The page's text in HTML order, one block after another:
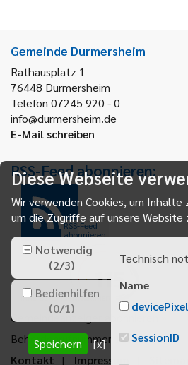
Gemeinde Durmersheim
Rathausplatz 1
76448 Durmersheim
Telefon 07245 920 - 0
info@durmersheim.de
E-Mail schreiben
RSS-Feed abonnieren:
RSS-Feed
abonnieren
Gemeindeanzeiger abonnieren
Behördenrufnummer 115
Kontakt
Impressum
Diese Webseite
Wir verwenden Cookies, um Inhalte
um die Zugriffe auf unsere Website
Notwendig
(2/3)
Bedienhilfen
(0/1)
Speichern [x]
Technisch
Name
SessionID